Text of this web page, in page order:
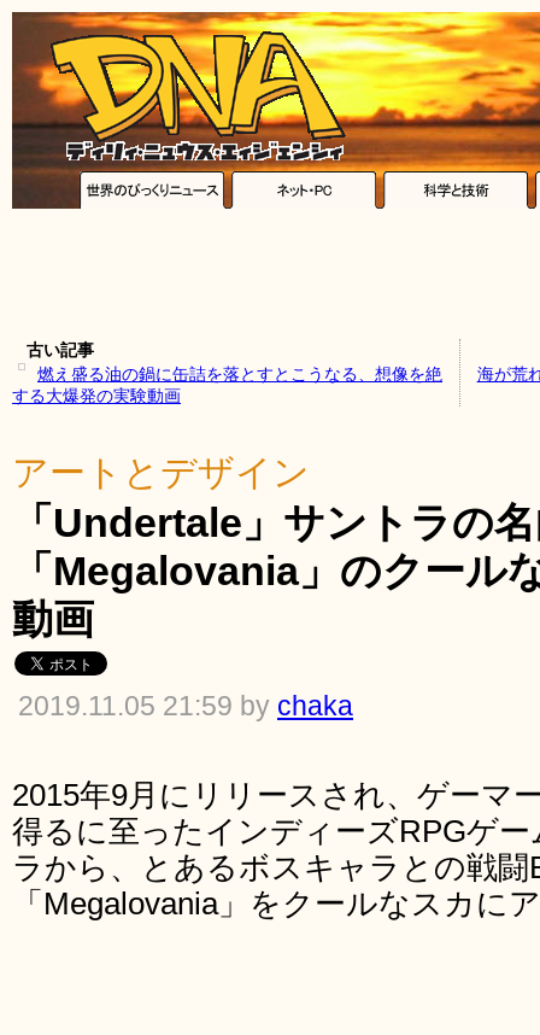
古い記事
燃え盛る油の鍋に缶詰を落とすとこうなる、想像を絶
する大爆発の実験動画
海が荒
アートとデザイン
「Undertale」サントラの
「Megalovania」のクール
動画
2019.11.05 21:59 by chaka
2015年9月にリリースされ、ゲーマ
得るに至ったインディーズRPGゲ
ラから、とあるボスキャラとの戦
「Megalovania」をクールなスカに